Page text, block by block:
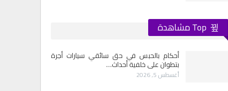
أحكام بالحبس في حق سائقي سيارات أجرة
بتطوان على خلفية أحداث…
أغسطس 5, 2026